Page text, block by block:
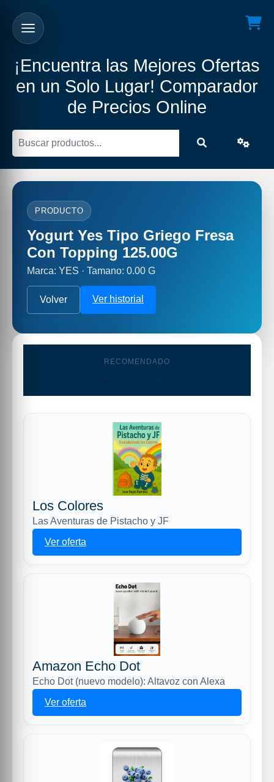
¡Encuentra las Mejores Ofertas
en un Solo Lugar! Comparador
de Precios Online
PRODUCTO
Yogurt Yes Tipo Griego Fresa
Con Topping 125.00G
Marca: YES · Tamano: 0.00 G
Volver Ver historial
RECOMENDADO
Los Colores
Las Aventuras de Pistacho y JF
Ver oferta
Amazon Echo Dot
Echo Dot (nuevo modelo): Altavoz con Alexa
Ver oferta